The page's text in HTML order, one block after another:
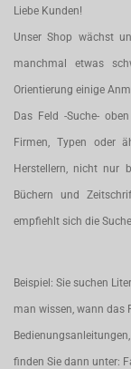
Liebe Kunden!
Unser Shop wächst
manchmal etwas
Orientierung einige
Das Feld -Suche-
Firmen, Typen oder
Herstellern, nicht nur
Büchern und
empfiehlt sich die
Beispiel: Sie suchen
man wissen, wann das
finden Sie dann unter: